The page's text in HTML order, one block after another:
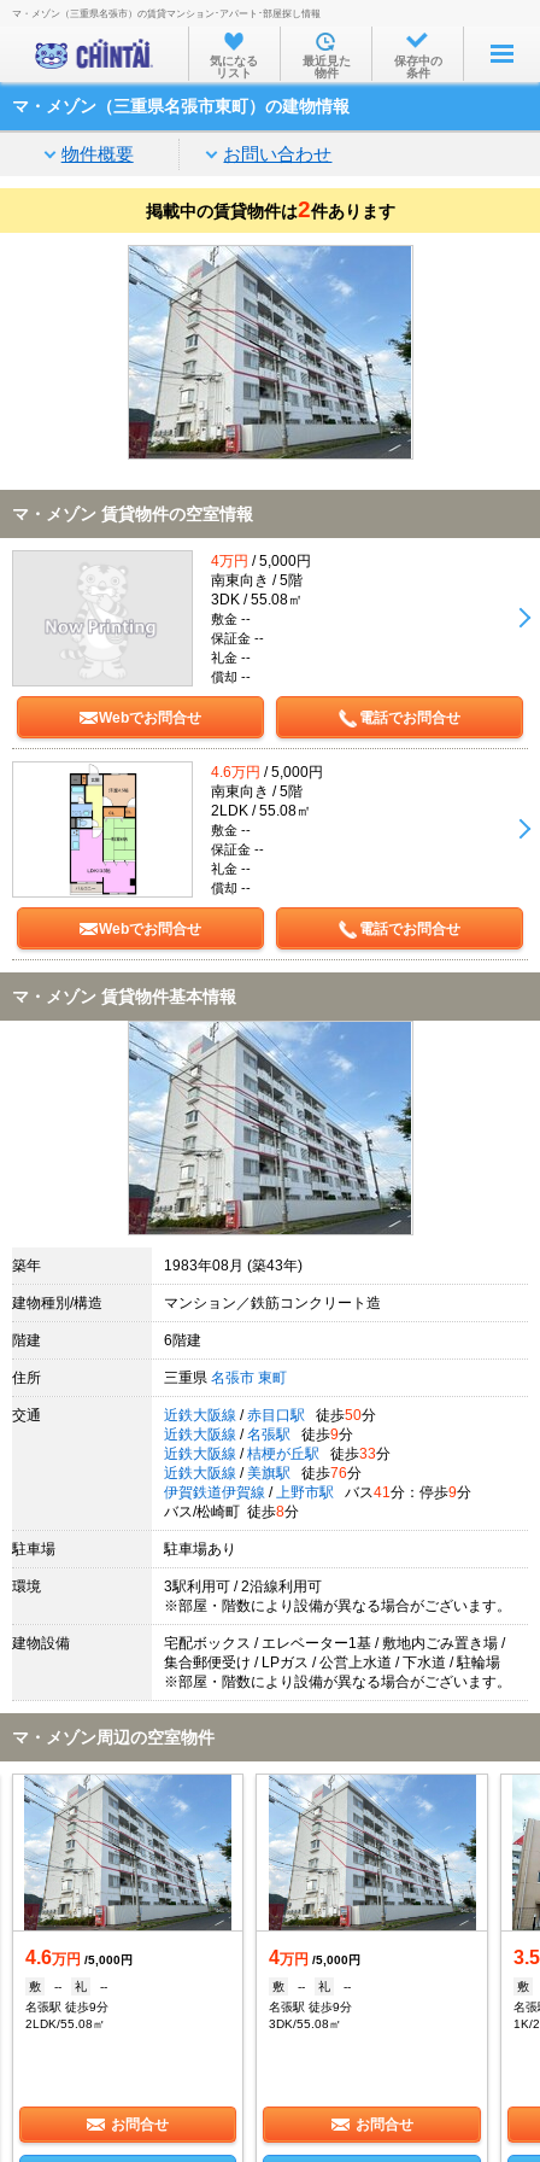
お部屋を探す
沿線・駅から
家賃相場から
通勤通学時間から
物件特集から
不動産会社から
TOP
マ・メゾン（三重県名張市）の賃貸マンション･アパート･部屋探し情報
気になる
リスト
最近見た
物件
保存中の
条件
マ・メゾン（三重県名張市東町）の建物情報
物件概要 お問い合わせ
掲載中の賃貸物件は2件あります
マ・メゾン 賃貸物件の空室情報
4万円 / 5,000円
南東向き / 5階
3DK / 55.08㎡
敷金 --
保証金 --
礼金 --
償却 --
Webでお問合せ 電話でお問合せ
4.6万円 / 5,000円
南東向き / 5階
2LDK / 55.08㎡
敷金 --
保証金 --
礼金 --
償却 --
Webでお問合せ 電話でお問合せ
マ・メゾン 賃貸物件基本情報
築年 1983年08月 (築43年)
建物種別/構造 マンション／鉄筋コンクリート造
階建 6階建
住所 三重県 名張市 東町
交通 近鉄大阪線 / 赤目口駅 徒歩50分
近鉄大阪線 / 名張駅 徒歩9分
近鉄大阪線 / 桔梗が丘駅 徒歩33分
近鉄大阪線 / 美旗駅 徒歩76分
伊賀鉄道伊賀線 / 上野市駅 バス41 分：停歩9分
バス/松崎町 徒歩8分
駐車場 駐車場あり
環境
3駅利用可 / 2沿線利用可
※部屋・階数により設備が異なる場合がございます。
建物設備
宅配ボックス / エレベーター1基 / 敷地内ごみ置き場 /
集合郵便受け / LPガス / 公営上水道 / 下水道 / 駐輪場
※部屋・階数により設備が異なる場合がございます。
マ・メゾン周辺の空室物件
4.6万円 /5,000円
敷
-- 礼
--
名張駅 徒歩9分
2LDK/55.08㎡
お問合せ
4万円 /5,000円
敷
-- 礼
--
名張駅 徒歩9分
3DK/55.08㎡
お問合せ
3.5
敷
名張
1K/